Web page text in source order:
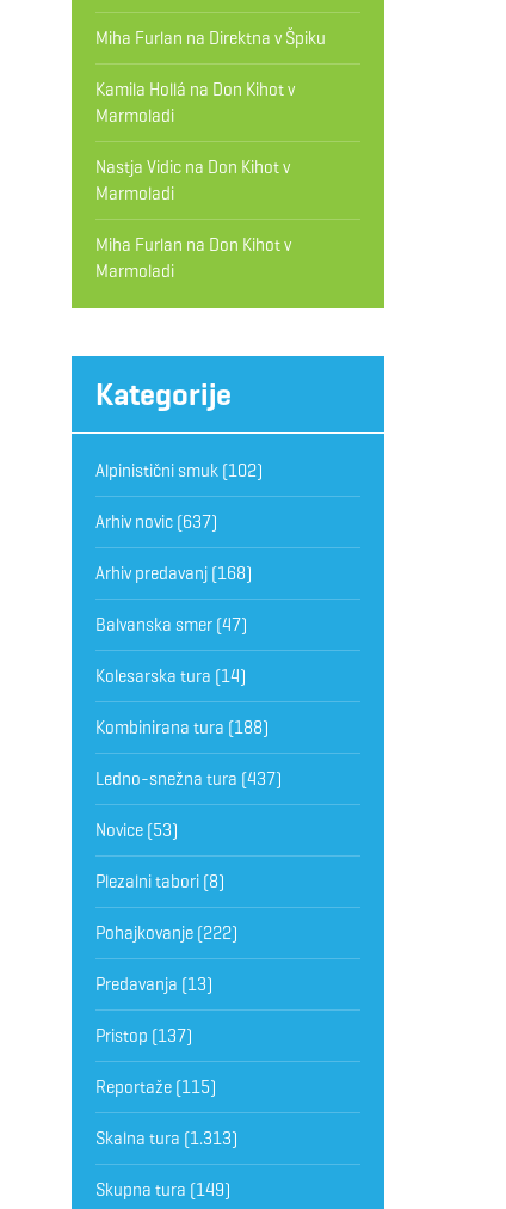
Miha Furlan na Direktna v Špiku
Kamila Hollá na Don Kihot v
Marmoladi
Nastja Vidicna Don Kihot v
Marmoladi
Miha Furlan na Don Kihot v
Marmoladi
Kategorije
Alpinistični smuk(102)
Arhiv novic(637)
Arhiv predavanj(168)
Balvanska smer(47)
Kolesarska tura (14)
Kombinirana tura (188)
Ledno-snežna tura (437)
Novice(53)
Plezalni tabori(8)
Pohajkovanje(222)
Predavanja (13)
Pristop (137)
Reportaže(115)
Skalna tura (1.313)
Skupna tura (149)